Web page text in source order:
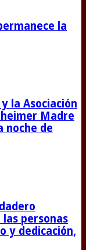
la
la Asociación
Madre
noche de
personas
y dedicación,